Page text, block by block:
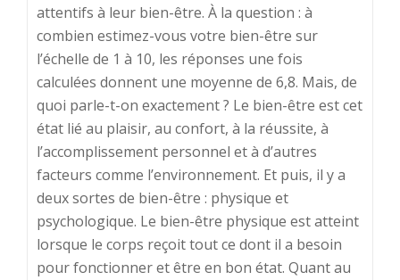
attentifs à leur bien-être. À la question : à
combien estimez-vous votre bien-être sur
l’échelle de 1 à 10, les réponses une fois
calculées donnent une moyenne de 6,8. Mais, de
quoi parle-t-on exactement ? Le bien-être est cet
état lié au plaisir, au confort, à la réussite, à
l’accomplissement personnel et à d’autres
facteurs comme l’environnement. Et puis, il y a
deux sortes de bien-être : physique et
psychologique. Le bien-être physique est atteint
lorsque le corps reçoit tout ce dont il a besoin
pour fonctionner et être en bon état. Quant au